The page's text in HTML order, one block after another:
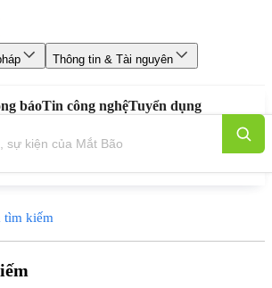
Thông tin & Tài nguyên
báoTin công nghệTuyển dụng
tìm kiếm